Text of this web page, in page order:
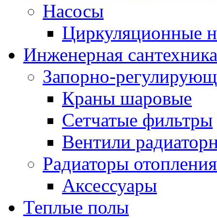
Насосы
Циркуляционные
Инженерная сантехника
Запорно-
Краны шаровые
Сетчатые фильтры
Вентили
Радиаторы отопления
Аксессуары
Теплые полы